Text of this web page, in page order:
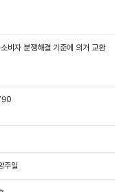
비자 분쟁해결 기준에 의거 교환
일